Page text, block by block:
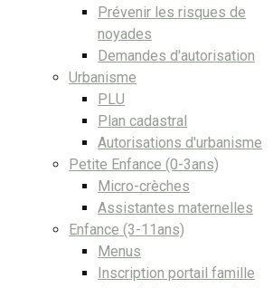
Prévenir les risques de
noyades
Demandes d'autorisation
Urbanisme
PLU
Plan cadastral
Autorisations d'urbanisme
Petite Enfance (0-3ans)
Micro-crèches
Assistantes maternelles
Enfance (3-11ans)
Menus
Inscription portail famille